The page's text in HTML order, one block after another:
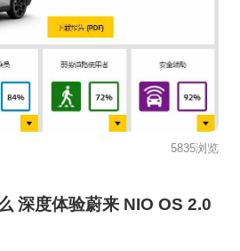
5835浏览
深度体验蔚来 NIO OS 2.0